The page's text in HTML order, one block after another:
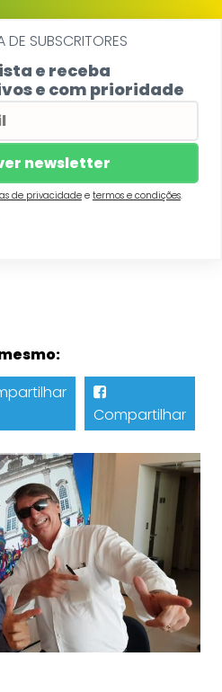
DE SUBSCRITORES
e receba
e com prioridade
de privacidadee termos e condições.
Compartilhar